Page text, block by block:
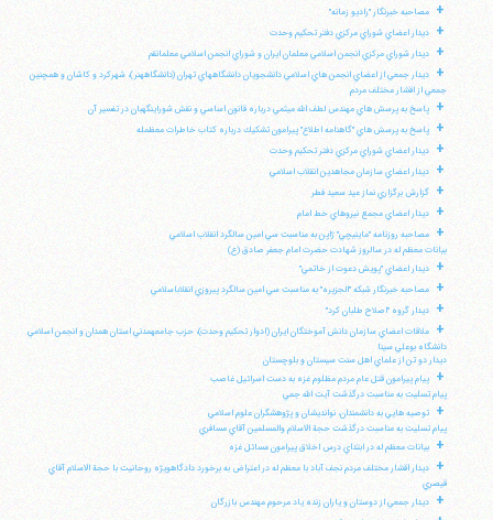
+ مصاحبه خبرنگار "راديو زمانه"
+ ديدار اعضاي شوراي مركزي دفتر تحكيم وحدت
+ ديدار شوراي مركزي انجمن اسلامي معلمان ايران و شوراي انجمن اسلامي معلمانقم
+
ديدار جمعي از اعضاي انجمن هاي اسلامي دانشجويان دانشگاههاي تهران (دانشگاههنر)، شهركرد و كاشان و همچنين
جمعي از اقشار مختلف مردم
+ پاسخ به پرسش هاي مهندس لطف الله ميثمي درباره قانون اساسي و نقش شوراينگهبان در تفسير آن
+ پاسخ به پرسش هاي "گاهنامه اطلاع" پيرامون تشكيك درباره كتاب خاطرات معظمله
+ ديدار اعضاي شوراي مركزي دفتر تحكيم وحدت
+ ديدار اعضاي سازمان مجاهدين انقلاب اسلامي
+ گزارش برگزاري نماز عيد سعيد فطر
+ ديدار اعضاي مجمع نيروهاي خط امام
+
مصاحبه روزنامه "ماينيچي" ژاپن به مناسبت سي امين سالگرد انقلاب اسلامي
بيانات معظم له در سالروز شهادت حضرت امام جعفر صادق (ع)
+ ديدار اعضاي "پويش دعوت از خاتمي"
+ مصاحبه خبرنگار شبكه "الجزيره" به مناسبت سي امين سالگرد پيروزي انقلاباسلامي
+ ديدار گروه "اصلاح طلبان كرد"
+
ملاقات اعضاي سازمان دانش آموختگان ايران (ادوار تحكيم وحدت)، حزب جامعهمدني استان همدان و انجمن اسلامي
دانشگاه بوعلي سينا
ديدار دو تن از علماي اهل سنت سيستان و بلوچستان
+
پيام پيرامون قتل عام مردم مظلوم غزه به دست اسرائيل غاصب
پيام تسليت به مناسبت درگذشت آيت الله جمي
+
توصيه هايي به دانشمندان، نوانديشان و پژوهشگران علوم اسلامي
پيام تسليت به مناسبت درگذشت حجة الاسلام والمسلمين آقاي مسافري
+ بيانات معظم له در ابتداي درس اخلاق پيرامون مسائل غزه
+
ديدار اقشار مختلف مردم نجف آباد با معظم له در اعتراض به برخورد دادگاهويژه روحانيت با حجة الاسلام آقاي
قيصري
+ ديدار جمعي از دوستان و ياران زنده ياد مرحوم مهندس بازرگان